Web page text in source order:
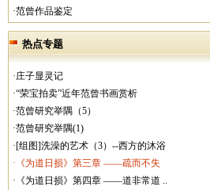
·范曾作品鉴定
热点专题
·庄子显灵记
·“荣宝拍卖”近年范曾书画赏析
·范曾研究举隅（5）
·范曾研究举隅(1)
·[组图]洗澡的艺术（3）--西方的沐浴
·《为道日损》第三章 ——疏而不失
·《为道日损》第四章 ——道非常道 ..